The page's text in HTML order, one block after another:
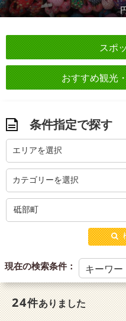
スポ
おすすめ観光
条件指定で探す
エリアを選択
カテゴリーを選択
現在の検索条件： キーワ
24件ありました